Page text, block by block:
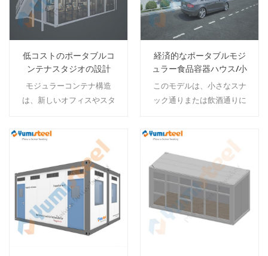
低コストのポータブルコ
ンテナスタジオの設計
モジュラーコンテナ構造
は、新しいオフィスやスタ
の方法です,オーダーメイド
のオフィスデザインは、色,
グレージング,備品や付属品,
想像力を解放するなど、ニ
ーズに合わせて調整できま
す… moq：1セット
続きを読む
経済的なポータブルモジ
ュラー食品容器ハウス/小
売店
このモデルは、小さなスナ
ック通りまたは飲酒通りに
要件に応じてレイアウトを
変更できます. moq：1セッ
ト.
続きを読む